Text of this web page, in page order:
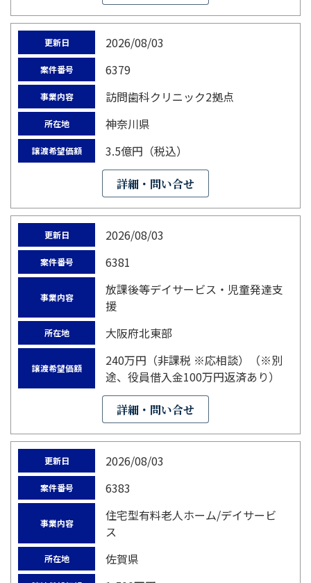
更新日 2026/08/03
案件番号 6379
事業内容 訪問歯科クリニック2拠点
所在地 神奈川県
譲渡希望価額 3.5億円（税込）
詳細・問い合せ
更新日 2026/08/03
案件番号 6381
事業内容
放課後等デイサービス・児童発達支
援
所在地 大阪府北東部
譲渡希望価額
240万円（非課税 ※応相談）（※別
途、役員借入金100万円返済あり）
詳細・問い合せ
更新日 2026/08/03
案件番号 6383
事業内容
住宅型有料老人ホーム/デイサービ
ス
所在地 佐賀県